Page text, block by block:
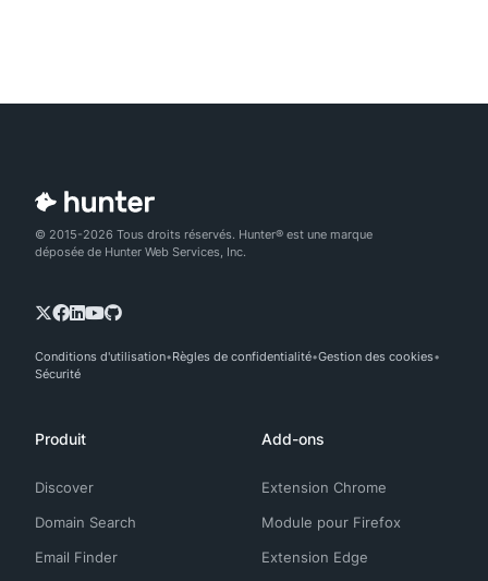
© 2015-2026 Tous droits réservés. Hunter® est une marque
déposée de Hunter Web Services, Inc.
Conditions d'utilisation Règles de confidentialité Gestion des cookies
Sécurité
Produit
Discover
Domain Search
Email Finder
Add-ons
Extension Chrome
Module pour Firefox
Extension Edge